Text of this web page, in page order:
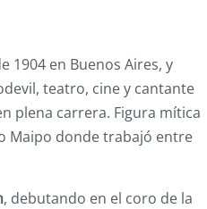
1904 en Buenos Aires, y
teatro, cine y cantante
plena carrera. Figura mítica
Maipo donde trabajó entre
, debutando en el coro de la